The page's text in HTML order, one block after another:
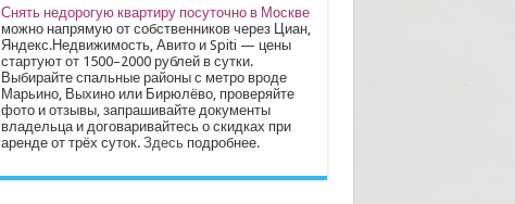
Снять недорогую квартиру посуточно в Москве
можно напрямую от собственников через Циан,
Яндекс.Недвижимость, Авито и Spiti — цены
стартуют от 1500–2000 рублей в сутки.
Выбирайте спальные районы с метро вроде
Марьино, Выхино или Бирюлёво, проверяйте
фото и отзывы, запрашивайте документы
владельца и договаривайтесь о скидках при
аренде от трёх суток. Здесьподробнее.